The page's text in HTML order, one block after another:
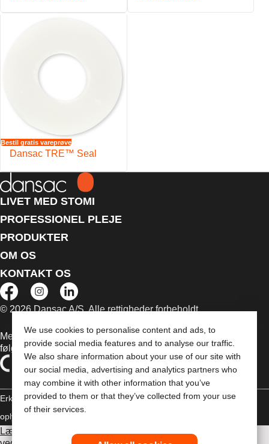
We use cookies to personalise content and ads, to
provide social media features and to analyse our traffic.
We also share information about your use of our site with
our social media, advertising and analytics partners who
may combine it with other information that you’ve
provided to them or that they’ve collected from your use
of their services.
Bestil gratis vareprøve
Dansac TRE™ Seal
LIVET MED STOMI
PROFESSIONEL PLEJE
PRODUKTER
OM OS
KONTAKT OS
© 2026 Dansac A/S. Alle rettigheder forbeholdt.
Medicinsk udstyr, der sælges i EU, er mærket med et af
følgende symboler
Erklæring om copyright Politik til beskyttelse af personlige
oplysninger
Læs venligst brugsvejledningen inden brug for information